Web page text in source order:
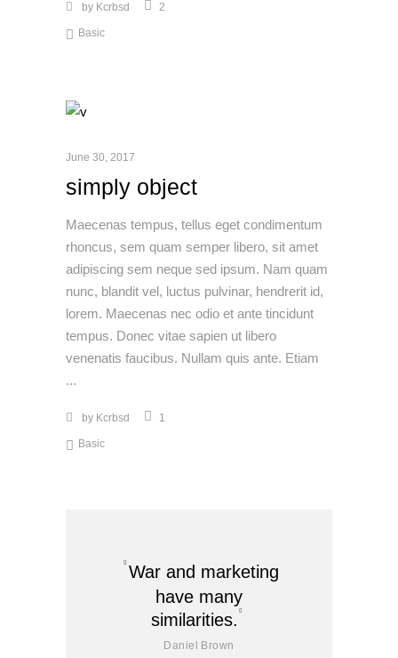
by Kcrbsd 2
Basic
June 30, 2017
simply object
Maecenas tempus, tellus eget condimentum
rhoncus, sem quam semper libero, sit amet
adipiscing sem neque sed ipsum. Nam quam
nunc, blandit vel, luctus pulvinar, hendrerit id,
lorem. Maecenas nec odio et ante tincidunt
tempus. Donec vitae sapien ut libero
venenatis faucibus. Nullam quis ante. Etiam
by Kcrbsd 1
Basic
War and marketing
have many
similarities.
Daniel Brown